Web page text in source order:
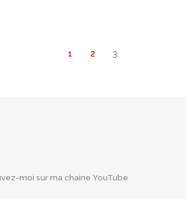
1 2 3
moi sur ma chaine YouTube